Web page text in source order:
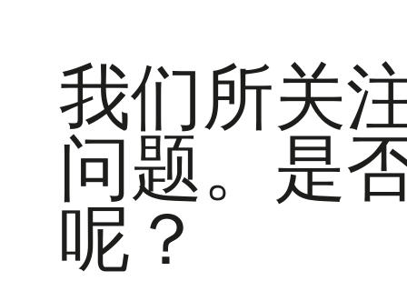
我们所关
问题。是
呢？